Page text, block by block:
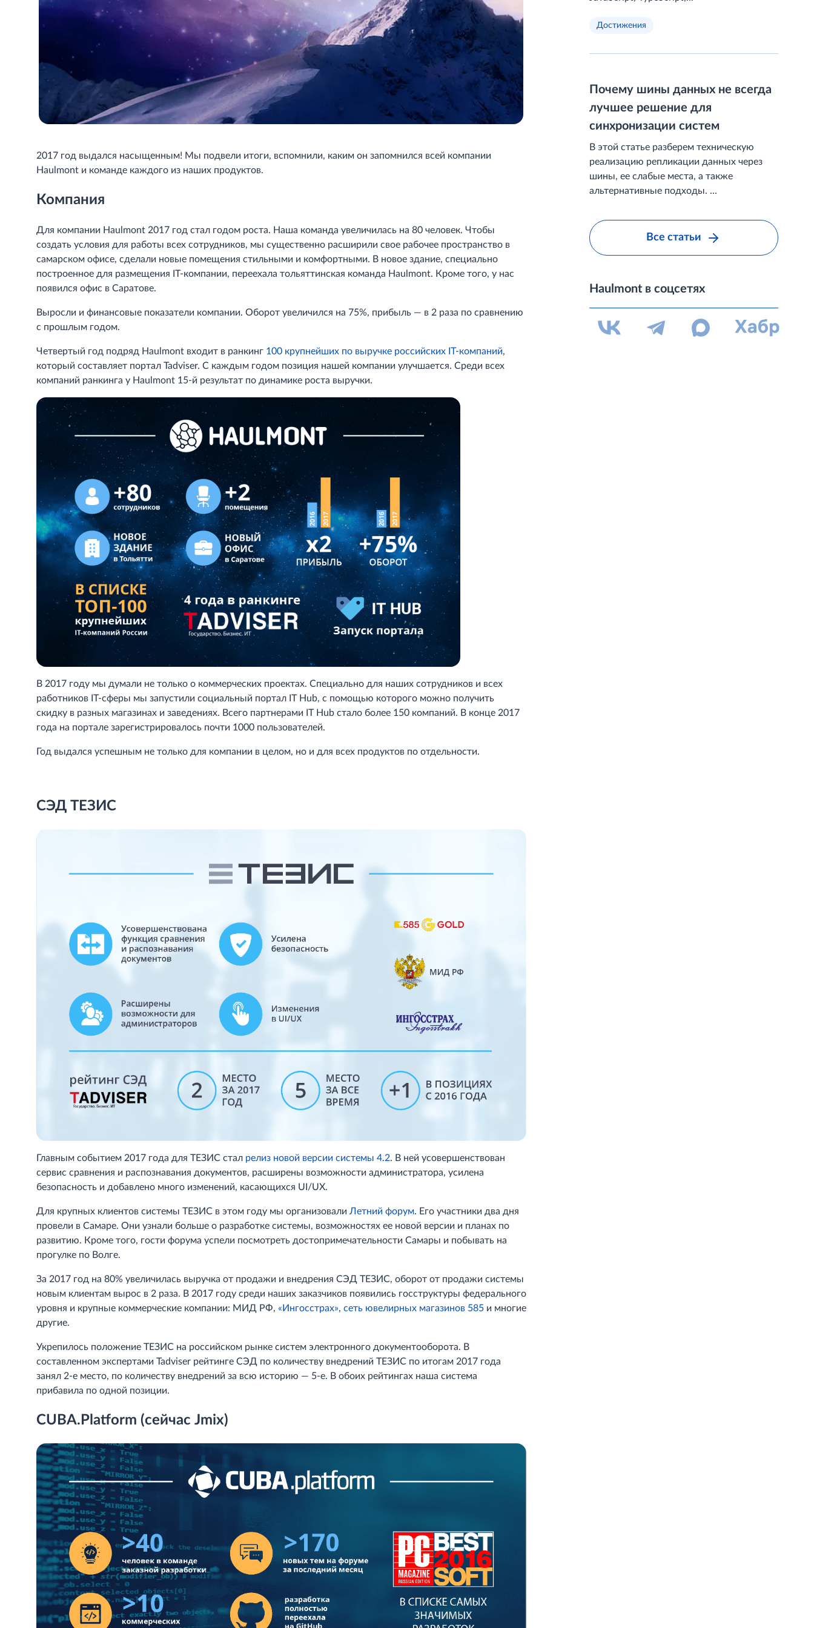
2017 год выдался насыщенным! Мы подвели итоги, вспомнили, каким он запомнился всей компании
Haulmont и команде каждого из наших продуктов.
Компания
Для компании Haulmont 2017 год стал годом роста. Наша команда увеличилась на 80 человек. Чтобы
создать условия для работы всех сотрудников, мы существенно расширили свое рабочее пространство в
самарском офисе, сделали новые помещения стильными и комфортными. В новое здание, специально
построенное для размещения IT-компании, переехала тольяттинская команда Haulmont. Кроме того, у нас
появился офис в Саратове.
Выросли и финансовые показатели компании. Оборот увеличился на 75%, прибыль — в 2 раза по сравнению
с прошлым годом.
Четвертый год подряд Haulmont входит в ранкинг 100 крупнейших по выручке российских IT-компаний,
который составляет портал Tadviser. С каждым годом позиция нашей компании улучшается. Среди всех
компаний ранкинга у Haulmont 15-й результат по динамике роста выручки.
В 2017 году мы думали не только о коммерческих проектах. Специально для наших сотрудников и всех
работников IT-сферы мы запустили социальный портал IT Hub, с помощью которого можно получить
скидку в разных магазинах и заведениях. Всего партнерами IT Hub стало более 150 компаний. В конце 2017
года на портале зарегистрировалось почти 1000 пользователей.
Год выдался успешным не только для компании в целом, но и для всех продуктов по отдельности.
СЭД ТЕЗИС
Главным событием 2017 года для ТЕЗИС стал релиз новой версии системы 4.2. В ней усовершенствован
сервис сравнения и распознавания документов, расширены возможности администратора, усилена
безопасность и добавлено много изменений, касающихся UI/UX.
Для крупных клиентов системы ТЕЗИС в этом году мы организовали Летний форум. Его участники два дня
провели в Самаре. Они узнали больше о разработке системы, возможностях ее новой версии и планах по
развитию. Кроме того, гости форума успели посмотреть достопримечательности Самары и побывать на
прогулке по Волге.
За 2017 год на 80% увеличилась выручка от продажи и внедрения СЭД ТЕЗИС, оборот от продажи системы
новым клиентам вырос в 2 раза. В 2017 году среди наших заказчиков появились госструктуры федерального
уровня и крупные коммерческие компании: МИД РФ, «Ингосстрах», сеть ювелирных магазинов 585и многие
другие.
Укрепилось положение ТЕЗИС на российском рынке систем электронного документооборота. В
составленном экспертами Tadviser рейтинге СЭД по количеству внедрений ТЕЗИС по итогам 2017 года
занял 2-е место, по количеству внедрений за всю историю — 5-е. В обоих рейтингах наша система
прибавила по одной позиции.
CUBA.Platform (сейчас Jmix)
Достижения
Почему шины данных не всегда
лучшее решение для
синхронизации систем
В этой статье разберем техническую
реализацию репликации данных через
шины, ее слабые места, а также
альтернативные подходы. ...
Все статьи
Haulmont в соцсетях